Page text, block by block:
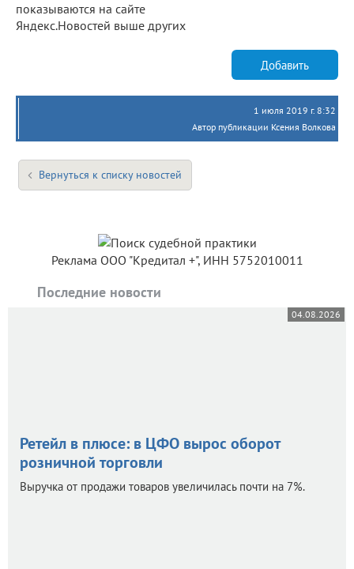
показываются на сайте
Яндекс.Новостей выше других
Добавить
1 июля 2019 г. 8:32
Автор публикации Ксения Волкова
Вернуться к списку новостей
Реклама ООО "Кредитал +", ИНН 5752010011
Последние новости
04.08.2026
Ретейл в плюсе: в ЦФО вырос оборот
розничной торговли
Выручка от продажи товаров увеличилась почти на 7%.